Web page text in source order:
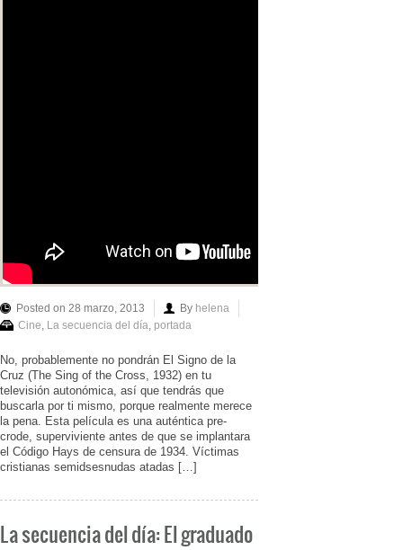
Posted on 28 marzo, 2013 By helena
Cine, La secuencia del día, portada
No, probablemente no pondrán El Signo de la
Cruz (The Sing of the Cross, 1932) en tu
televisión autonómica, así que tendrás que
buscarla por ti mismo, porque realmente merece
la pena. Esta película es una auténtica pre-
crode, superviviente antes de que se implantara
el Código Hays de censura de 1934. Víctimas
cristianas semidsesnudas atadas […]
La secuencia del día: El graduado